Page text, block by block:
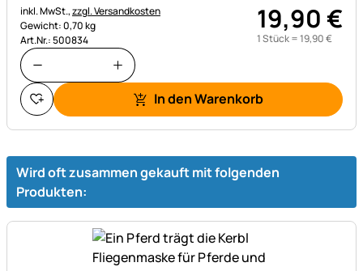
Steuerhinweis:
inkl. MwSt.,zzgl. Versandkosten
Gewicht: 0,70 kg
Art.Nr.: 500834
19,90€
1 Stück =19,90€
In den Warenkorb
Wird oft zusammen gekauft mit folgenden
Produkten: